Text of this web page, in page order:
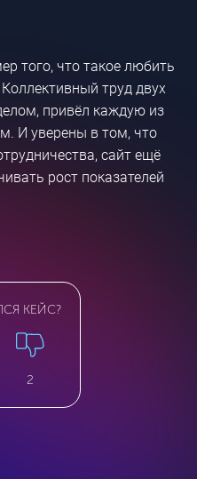
того, что такое любить
труд двух
привёл каждую из
И уверены в том, что
сайт ещё
рост показателей
КЕЙС?
2